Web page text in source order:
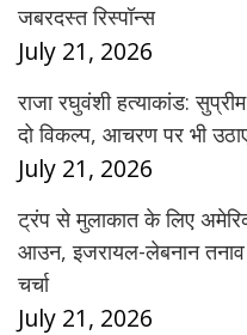
जबरदस्त रिस्पॉन्स
July 21, 2026
राजा रघुवंशी हत्याकांड:
दो विकल्प, आचरण पर भी
July 21, 2026
ट्रंप से मुलाकात के लिए
आउन, इजरायल-लेबनान तनाव
चर्चा
July 21, 2026